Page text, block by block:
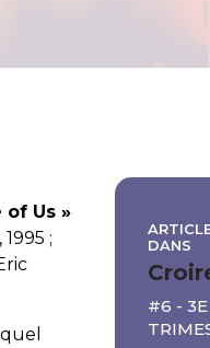
of Us »
;
DANS
#6 - 3E